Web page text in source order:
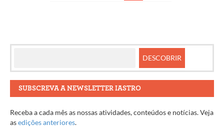
artigos
SUBSCREVA A NEWSLETTER IASTRO
Receba a cada mês as nossas atividades, conteúdos e notícias. Veja
asedições anteriores.